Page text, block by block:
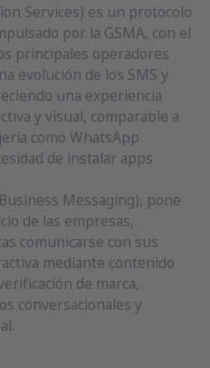
Services) es un protocolo
por la GSMA, con el
principales operadores
evolución de los SMS y
una experiencia
y visual, comparable a
como WhatsApp
de instalar apps
Messaging), pone
de las empresas,
comunicarse con sus
mediante contenido
de marca,
conversacionales y